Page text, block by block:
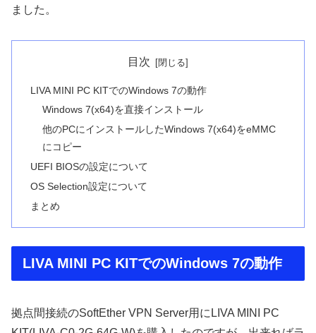
ました。
目次
LIVA MINI PC KITでのWindows 7の動作
Windows 7(x64)を直接インストール
他のPCにインストールしたWindows 7(x64)をeMMC
にコピー
UEFI BIOSの設定について
OS Selection設定について
まとめ
LIVA MINI PC KITでのWindows 7の動作
拠点間接続のSoftEther VPN Server用にLIVA MINI PC